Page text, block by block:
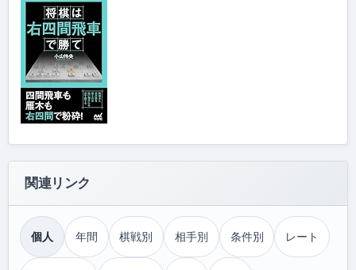
関連リンク
個人 年間 棋戦別 相手別 条件別 レート